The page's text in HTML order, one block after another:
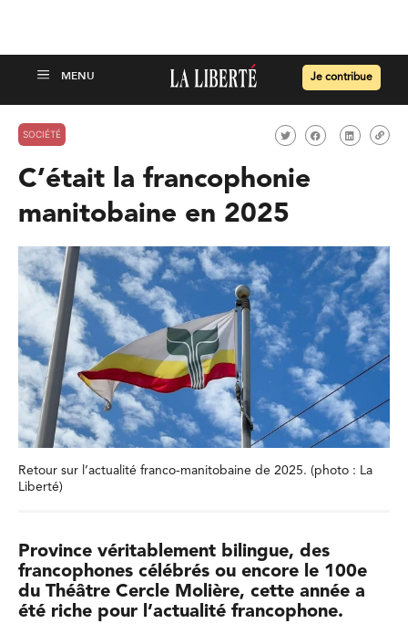
Je contribue
SOCIÉTÉ
C’était la francophonie
manitobaine en 2025
Retour sur l’actualité franco-manitobaine de 2025. (photo : La
Liberté)
Province véritablement bilingue, des
francophones célébrés ou encore le 100e
du Théâtre Cercle Molière, cette année a
été riche pour l’actualité francophone.